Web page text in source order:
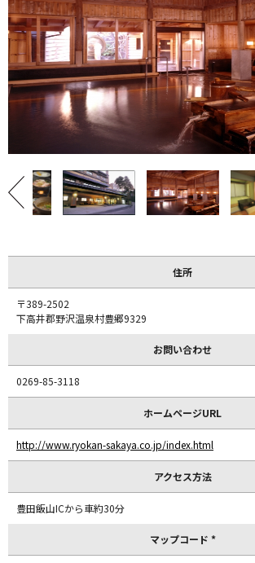
住所
〒389-2502
下高井郡野沢温泉村豊郷9329
お問い合わせ
0269-85-3118
ホームページURL
http://www.ryokan-sakaya.co.jp/index.html
アクセス方法
豊田飯山ICから車約30分
マップコード *